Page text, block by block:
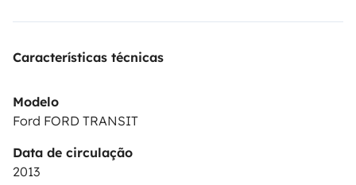
Características técnicas
Modelo
Ford FORD TRANSIT
Data de circulação
2013